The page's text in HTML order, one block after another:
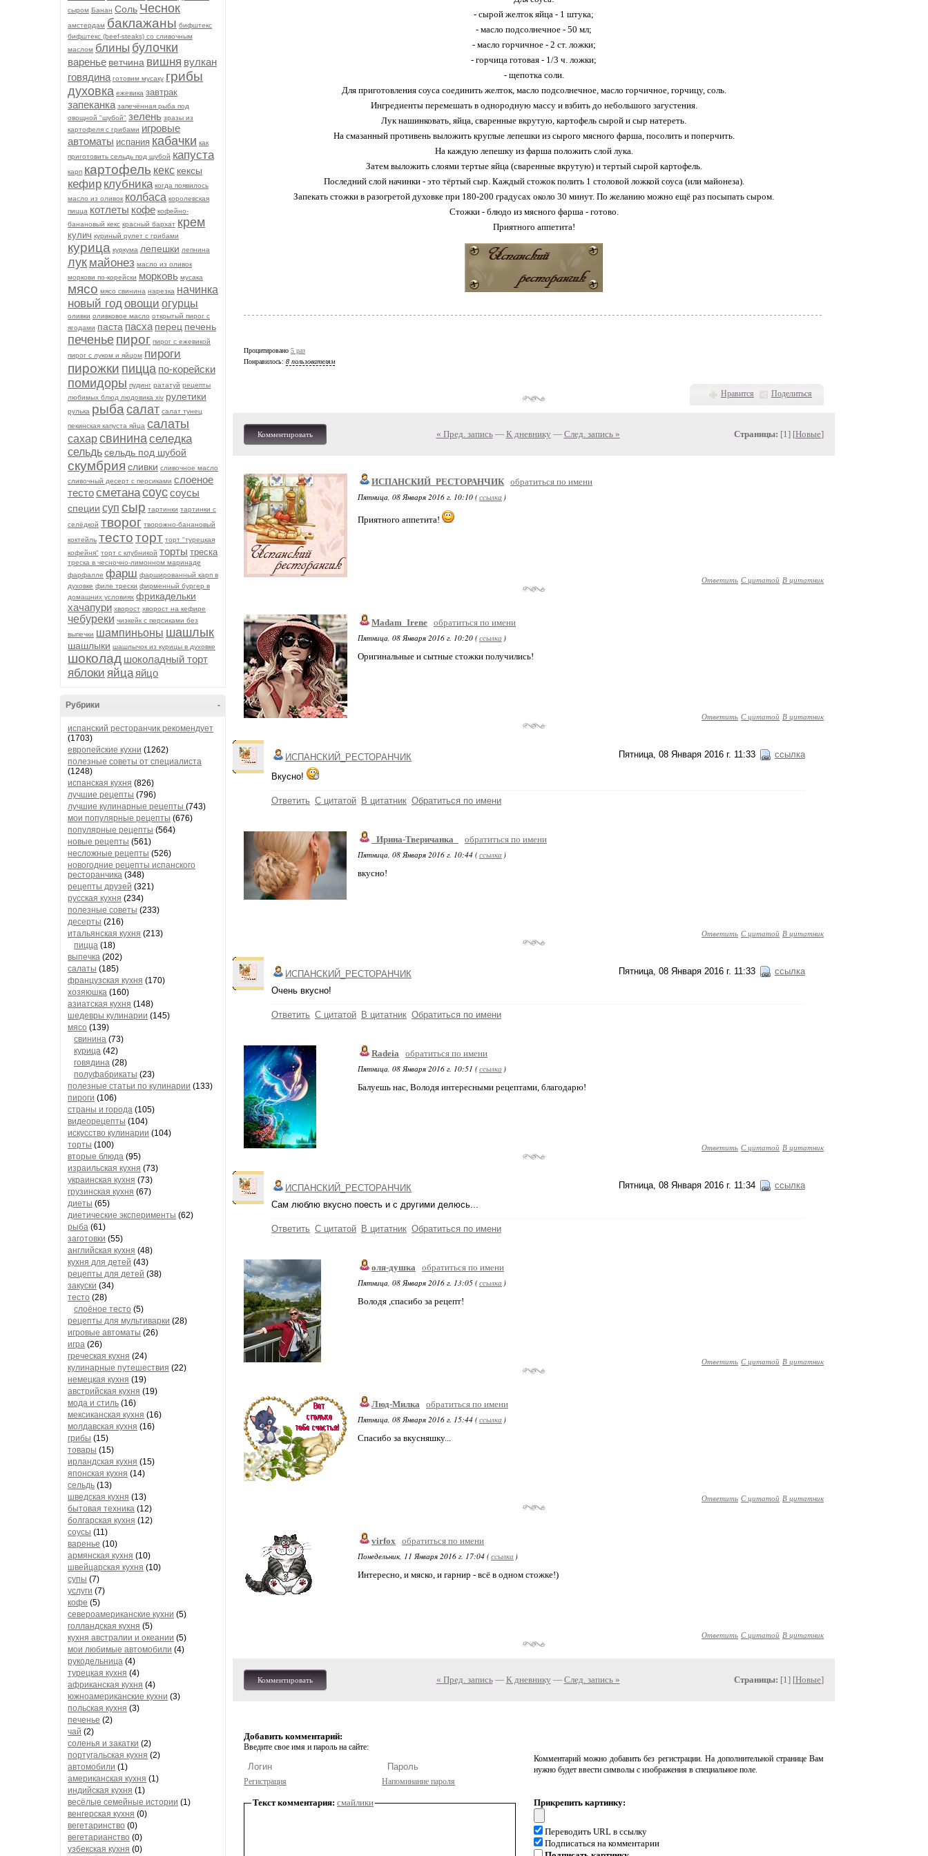
сыром Банан Соль Чеснок
амстердам баклажаны бифштекс
бифштекс (beef-stеаks) со сливочным
маслом блины булочки
варенье ветчина вишня вулкан
говядина готовим мусаку грибы
духовка ежевика завтрак
запеканка запечённая рыба под
овощной "шубой" зелень зразы из
картофеля с грибами игровые
автоматы испания кабачки как
приготовить сельдь под шубой капуста
карп картофель кекс кексы
кефир клубника когда появилось
масло из оливок колбаса королевская
пицца котлеты кофе кофейно-
банановый кекс красный бархат крем
кулич куриный рулет с грибами
курица куркума лепешки лепнина
лук майонез масло из оливок
моркови по-корейски морковь мусака
мясо мясо свинина нарезка начинка
новый годовощи огурцы
оливки оливковое масло открытый пирог с
ягодами паста пасха перец печень
печенье пирог пирог с ежевикой
пирог с луком и яйцом пироги
пирожки пицца по-корейски
помидоры пудинг рататуй рецепты
любимых блюд людовика xiv рулетики
рулька рыба салат салат тунец
пекинская капуста яйца салаты
сахарсвининаселедка
сельдьсельдь под шубой
скумбрия сливки сливочное масло
сливочный десерт с персиками слоеное
тестосметанасоуссоусы
специи суп сыр тартинки тартинки с
селёдкой творог творожно-банановый
коктейль тестоторт торт "турецкая
кофейня" торт с клубникой торты треска
треска в чесночно-лимонном маринаде
фарфалле фарш фаршированный карп в
духовке филе трески фирменный бургер в
домашних условиях фрикадельки
хачапури хворост хворост на кефире
чебуреки чизкейк с персиками без
выпечки шампиньоны шашлык
шашлыки шашлычок из курицы в духовке
шоколад шоколадный торт
яблоки яйца яйцо
-
Рубрики
испанский ресторанчик рекомендует
(1703)
европейские кухни (1262)
полезные советы от специалиста
(1248)
испанская кухня (826)
лучшие рецепты (796)
лучшие кулинарные рецепты (743)
мои популярные рецепты (676)
популярные рецепты (564)
новые рецепты (561)
несложные рецепты (526)
новогодние рецепты испанского
ресторанчика (348)
рецепты друзей (321)
русская кухня (234)
полезные советы (233)
десерты (216)
итальянская кухня (213)
пицца (18)
выпечка (202)
салаты (185)
французская кухня (170)
хозяюшка (160)
азиатская кухня (148)
шедевры кулинарии (145)
мясо (139)
свинина (73)
курица (42)
говядина (28)
полуфабрикаты (23)
полезные статьи по кулинарии (133)
пироги (106)
страны и города (105)
видеорецепты (104)
искусство кулинарии (104)
торты (100)
вторые блюда (95)
израильская кухня (73)
украинская кухня (73)
грузинская кухня (67)
диеты (65)
диетические эксперименты (62)
рыба (61)
заготовки (55)
английская кухня (48)
кухня для детей (43)
рецепты для детей (38)
закуски (34)
тесто (28)
слоёное тесто (5)
рецепты для мультиварки (28)
игровые автоматы (26)
игра (26)
греческая кухня (24)
кулинарные путешествия (22)
немецкая кухня (19)
австрийская кухня (19)
мода и стиль (16)
мексиканская кухня (16)
молдавская кухня (16)
грибы (15)
товары (15)
ирландская кухня (15)
японская кухня (14)
сельдь (13)
шведская кухня (13)
бытовая техника (12)
болгарская кухня (12)
соусы (11)
варенье (10)
армянская кухня (10)
швейцарская кухня (10)
супы (7)
услуги (7)
кофе (5)
североамериканские кухни (5)
голландская кухня (5)
кухня австралии и океании (5)
мои любимые автомобили (4)
рукодельница (4)
турецкая кухня (4)
африканская кухня (4)
южноамериканские кухни (3)
польская кухня (3)
печенье (2)
чай (2)
соленья и закатки (2)
португальская кухня (2)
автомобили (1)
американская кухня (1)
индийская кухня (1)
весёлые семейные истории (1)
венгерская кухня (0)
вегетаринство (0)
вегетарианство (0)
узбекская кухня (0)
- сырой желток яйца - 1 штука;
- масло подсолнечное - 50 мл;
- масло горчичное - 2 ст. ложки;
- горчица готовая - 1/3 ч. ложки;
- щепотка соли.
Для приготовления соуса соединить желток, масло подсолнечное, масло горчичное, горчицу, соль.
Ингредиенты перемешать в однородную массу и взбить до небольшого загустения.
Лук нашинковать, яйца, сваренные вкрутую, картофель сырой и сыр натереть.
На смазанный противень выложить круглые лепешки из сырого мясного фарша, посолить и поперчить.
На каждую лепешку из фарша положить слой лука.
Затем выложить слоями тертые яйца (сваренные вкрутую) и тертый сырой картофель.
Последний слой начинки - это тёртый сыр. Каждый стожок полить 1 столовой ложкой соуса (или майонеза).
Запекать стожки в разогретой духовке при 180-200 градусах около 30 минут. По желанию можно ещё раз посыпать сыром.
Стожки - блюдо из мясного фарша - готово.
Приятного аппетита!
Процитировано 5 раз
Понравилось: 8 пользователям
Нравится Поделиться
Комментировать « Пред. запись— К дневнику — След. запись » Страницы: [1] [Новые]
ИСПАНСКИЙ_РЕСТОРАНЧИК обратиться по имени
Пятница, 08 Января 2016 г. 10:10 (ссылка )
Приятного аппетита!
Ответить С цитатой В цитатник
Madam_Irene обратиться по имени
Пятница, 08 Января 2016 г. 10:20 (ссылка )
Оригинальные и сытные стожки получились!
Ответить С цитатой В цитатник
Пятница, 08 Января 2016 г. 11:33 ссылка
ИСПАНСКИЙ_РЕСТОРАНЧИК
Вкусно!
Ответить С цитатой В цитатник Обратиться по имени
_Ирина-Тверичанка_
обратиться по имени
Пятница, 08 Января 2016 г. 10:44 (ссылка )
вкусно!
Ответить С цитатой В цитатник
Пятница, 08 Января 2016 г. 11:33 ссылка
ИСПАНСКИЙ_РЕСТОРАНЧИК
Очень вкусно!
Ответить С цитатой В цитатник Обратиться по имени
Radeia
обратиться по имени
Пятница, 08 Января 2016 г. 10:51 (ссылка )
Балуешь нас, Володя интересными рецептами, благодарю!
Ответить С цитатой В цитатник
Пятница, 08 Января 2016 г. 11:34 ссылка
ИСПАНСКИЙ_РЕСТОРАНЧИК
Сам люблю вкусно поесть и с другими делюсь...
Ответить С цитатой В цитатник Обратиться по имени
оля-душка
обратиться по имени
Пятница, 08 Января 2016 г. 13:05 (ссылка )
Володя ,спасибо за рецепт!
Ответить С цитатой В цитатник
Люд-Милка
обратиться по имени
Пятница, 08 Января 2016 г. 15:44 (ссылка )
Спасибо за вкусняшку...
Ответить С цитатой В цитатник
virfox обратиться по имени
Понедельник, 11 Января 2016 г. 17:04 (ссылка )
Интересно, и мяско, и гарнир - всё в одном стожке!)
Ответить С цитатой В цитатник
Комментировать « Пред. запись— К дневнику — След. запись » Страницы: [1] [Новые]
Добавить комментарий:
Введите свое имя и пароль на сайте:
Регистрация Напоминание пароля
Комментарий можно добавить без регистрации. На дополнительной странице Вам
нужно будет ввести символы с изображения в специальное поле.
Текст комментария: смайлики Прикрепить картинку:
Переводить URL в ссылку
Подписаться на комментарии